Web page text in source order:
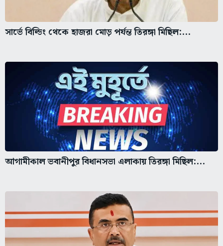
সার্ভে বিল্ডিং থেকে হাজরা মোড় পর্যন্ত তিরঙ্গা মিছিল:...
আগামীকাল ভবানীপুর বিধানসভা এলাকায় তিরঙ্গা মিছিল:...